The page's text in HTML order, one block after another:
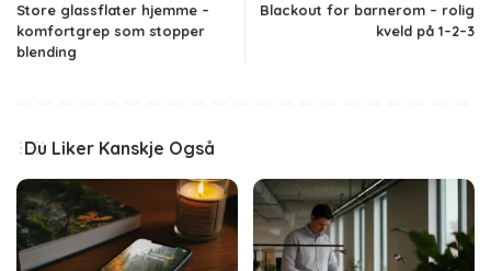
Store glassflater hjemme –
komfortgrep som stopper
blending
Blackout for barnerom – rolig
kveld på 1–2–3
Du Liker Kanskje Også